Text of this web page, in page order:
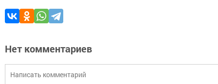
Нет комментариев